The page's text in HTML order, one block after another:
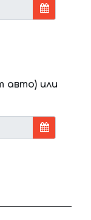
авто) или